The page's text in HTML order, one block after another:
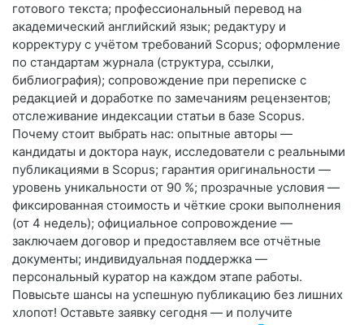
готового текста; профессиональный перевод на
академический английский язык; редактуру и
корректуру с учётом требований Scopus; оформление
по стандартам журнала (структура, ссылки,
библиография); сопровождение при переписке с
редакцией и доработке по замечаниям рецензентов;
отслеживание индексации статьи в базе Scopus.
Почему стоит выбрать нас: опытные авторы —
кандидаты и доктора наук, исследователи с реальными
публикациями в Scopus; гарантия оригинальности —
уровень уникальности от 90 %; прозрачные условия —
фиксированная стоимость и чёткие сроки выполнения
(от 4 недель); официальное сопровождение —
заключаем договор и предоставляем все отчётные
документы; индивидуальная поддержка —
персональный куратор на каждом этапе работы.
Повысьте шансы на успешную публикацию без лишних
хлопот! Оставьте заявку сегодня — и получите